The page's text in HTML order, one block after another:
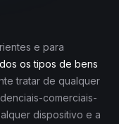
e para
os tipos de bens
tratar de qualquer
comerciais-
dispositivo e a